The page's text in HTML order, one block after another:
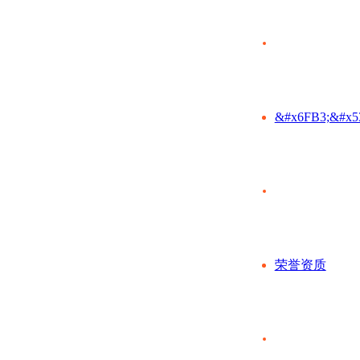
荣誉资质